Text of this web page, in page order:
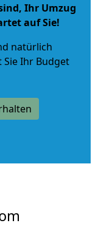
Ihr Umzug
auf Sie!
natürlich
Sie Ihr Budget